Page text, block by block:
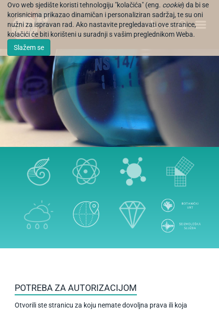
Ovo web sjedište koristi tehnologiju "kolačića" (eng. cookie) da bi se
korisnicima prikazao dinamičan i personaliziran sadržaj, te su oni
nužni za ispravan rad. Ako nastavite pregledavati ove stranice,
kolačići će biti korišteni u suradnji s vašim preglednikom Weba.
Slažem se
EN
POTREBA ZA AUTORIZACIJOM
Otvorili ste stranicu za koju nemate dovoljna prava ili koja